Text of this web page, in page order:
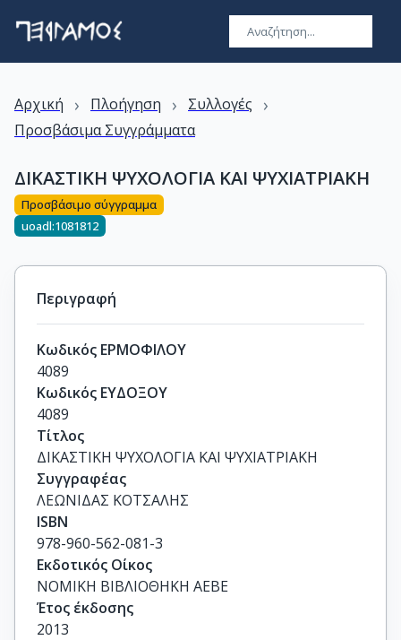
Αρχική › Πλοήγηση › Συλλογές ›
Προσβάσιμα Συγγράμματα
ΔΙΚΑΣΤΙΚΗ ΨΥΧΟΛΟΓΙΑ ΚΑΙ ΨΥΧΙΑΤΡΙΑΚΗ
Προσβάσιμο σύγγραμμα
uoadl:1081812
Περιγραφή
Κωδικός ΕΡΜΟΦΙΛΟΥ
4089
Κωδικός ΕΥΔΟΞΟΥ
4089
Τίτλος
ΔΙΚΑΣΤΙΚΗ ΨΥΧΟΛΟΓΙΑ ΚΑΙ ΨΥΧΙΑΤΡΙΑΚΗ
Συγγραφέας
ΛΕΩΝΙΔΑΣ ΚΟΤΣΑΛΗΣ
ISBN
978-960-562-081-3
Εκδοτικός Οίκος
ΝΟΜΙΚΗ ΒΙΒΛΙΟΘΗΚΗ ΑΕΒΕ
Έτος έκδοσης
2013